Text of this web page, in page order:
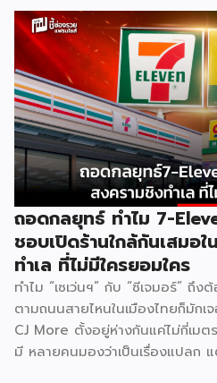
ยังคงเติบโตต่อเนื่อง ฟังดูน่าลงทุ
นั้น ซ่อนความจริงที่ไม่ค่อยมีใครพู
แข่งขันยิ่งโหด และสงครามบุฟเฟต์
เดิมพันสูงที่สุด . [ Content
หยุดก่อน 2.ใครได้ ใครเสีย ทั้งสอ
ไทยในสงครามเดียวกัน 4.ผู้แพ้ที่เ
. [ 1.สงครามที่ไม่มีใครกล้าหยุดก่อ
จากความใจดีของแบรนด์ แต่เกิดจ
คู่แข่งตามมาตรฐานธุรกิจร้านอาห
ที่ 25–35% ของราคาขาย และ
ถอดกลยุทธ์ ทำไม 7-
ชอบเปิดร้านใกล้กันเสมอ
ทำเล ที่ไม่มีใครยอมใคร
ทำไม “เซเว่นฯ” กับ “ซีเจมอร์”
ตามถนนสายไหนในเมืองไทยก็มัก
CJ More ตั้งอยู่ห่างกันแค่ไม่กี่เม
มี หลายคนมองว่าเป็นเรื่องแปลก